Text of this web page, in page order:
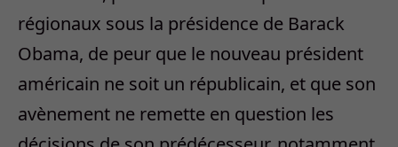
régionaux sous la présidence de Barack
Obama, de peur que le nouveau président
américain ne soit un républicain, et que son
avènement ne remette en question les